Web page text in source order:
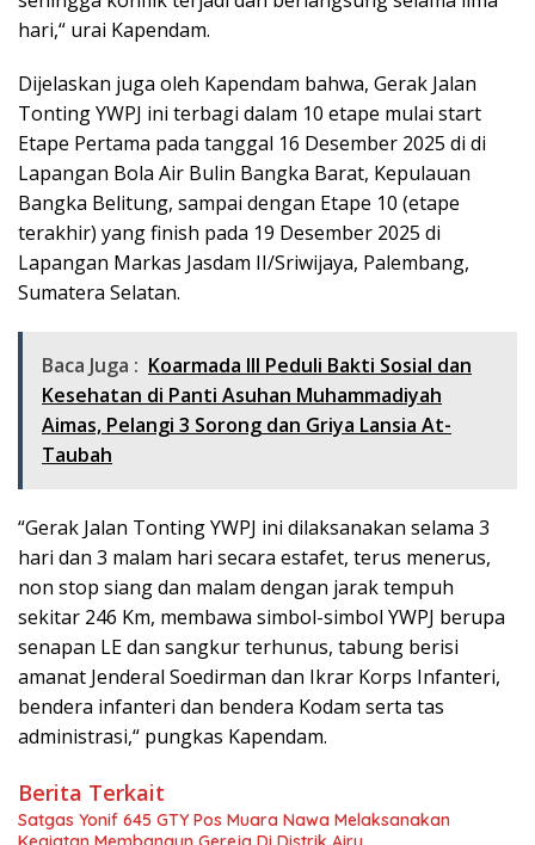
hari,“ urai Kapendam.
Dijelaskan juga oleh Kapendam bahwa, Gerak Jalan
Tonting YWPJ ini terbagi dalam 10 etape mulai start
Etape Pertama pada tanggal 16 Desember 2025 di di
Lapangan Bola Air Bulin Bangka Barat, Kepulauan
Bangka Belitung, sampai dengan Etape 10 (etape
terakhir) yang finish pada 19 Desember 2025 di
Lapangan Markas Jasdam II/Sriwijaya, Palembang,
Sumatera Selatan.
Baca Juga : Koarmada III Peduli Bakti Sosial dan
Kesehatan di Panti Asuhan Muhammadiyah
Aimas, Pelangi 3 Sorong dan Griya Lansia At-
Taubah
“Gerak Jalan Tonting YWPJ ini dilaksanakan selama 3
hari dan 3 malam hari secara estafet, terus menerus,
non stop siang dan malam dengan jarak tempuh
sekitar 246 Km, membawa simbol-simbol YWPJ berupa
senapan LE dan sangkur terhunus, tabung berisi
amanat Jenderal Soedirman dan Ikrar Korps Infanteri,
bendera infanteri dan bendera Kodam serta tas
administrasi,“ pungkas Kapendam.
Berita Terkait
Satgas Yonif 645 GTY Pos Muara Nawa Melaksanakan